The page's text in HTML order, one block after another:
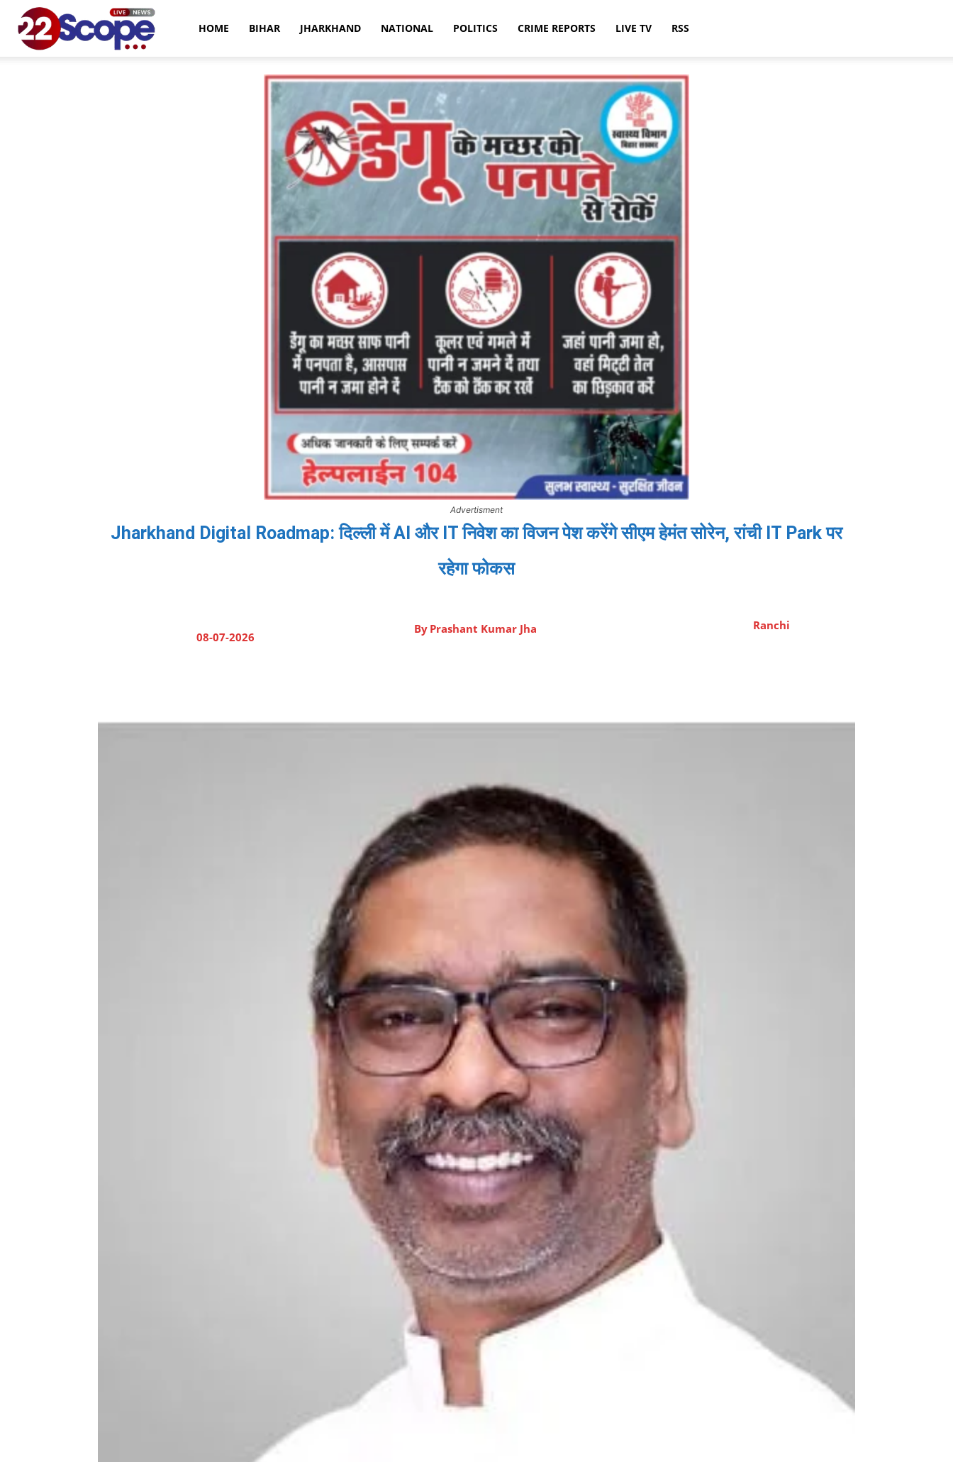
HOME BIHAR JHARKHAND NATIONAL POLITICS CRIME REPORTS LIVE TV RSS
Advertisment
Jharkhand Digital Roadmap: दिल्ली में AI और IT निवेश का विजन पेश करेंगे सीएम हेमंत सोरेन, रांची IT Park पर
रहेगा फोकस
08-07-2026
By Prashant Kumar Jha Ranchi